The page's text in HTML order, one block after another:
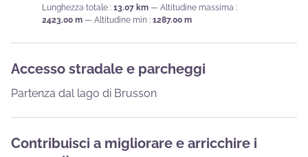
Lunghezza totale : 13.07 km
Altitudine massima :
2423.00 m
Altitudine min : 1287.00 m
Accesso stradale e parcheggi
Partenza dal lago di Brusson
Contribuisci a migliorare e arricchire i